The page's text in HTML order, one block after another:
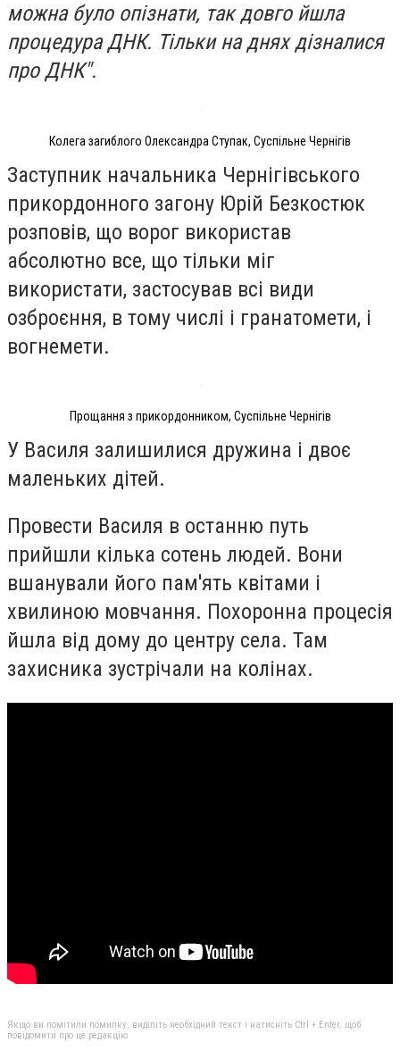
можна було опізнати, так довго йшла
процедура ДНК. Тільки на днях дізналися
про ДНК".
Колега загиблого Олександра Ступак, Суспільне Чернігів
Заступник начальника Чернігівського
прикордонного загону Юрій Безкостюк
розповів, що ворог використав
абсолютно все, що тільки міг
використати, застосував всі види
озброєння, в тому числі і гранатомети, і
вогнемети.
Прощання з прикордонником, Суспільне Чернігів
У Василя залишилися дружина і двоє
маленьких дітей.
Провести Василя в останню путь
прийшли кілька сотень людей. Вони
вшанували його пам'ять квітами і
хвилиною мовчання. Похоронна процесія
йшла від дому до центру села. Там
захисника зустрічали на колінах.
Якщо ви помітили помилку, виділіть необхідний текст і натисніть Ctrl + Enter, щоб
повідомити про це редакцію